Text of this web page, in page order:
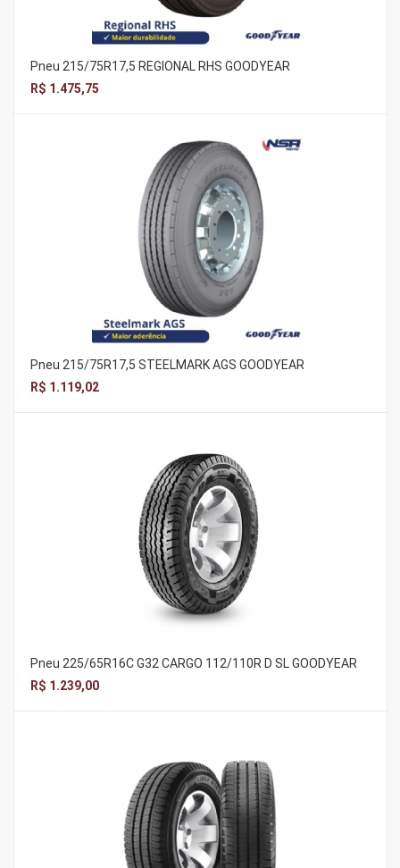
Pneu 215/75R17,5 REGIONAL RHS GOODYEAR
R$ 1.475,75
Pneu 215/75R17,5 STEELMARK AGS GOODYEAR
R$ 1.119,02
Pneu 225/65R16C G32 CARGO 112/110R D SL GOODYEAR
R$ 1.239,00